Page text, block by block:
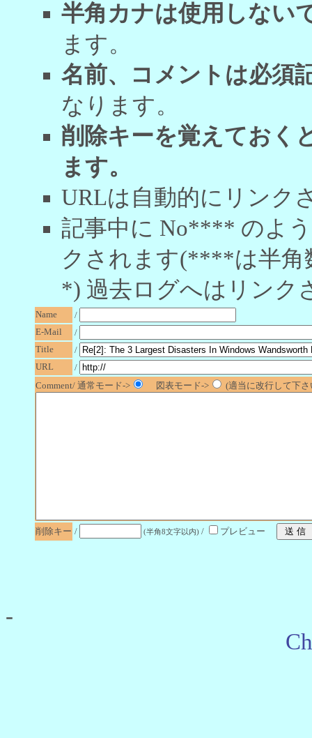
半角カナは使用しない
ます。
名前、コメントは必須
なります。
削除キーを覚えておく
ます。
URLは自動的にリンク
記事中に No**** のよ
クされます(****は半角
*) 過去ログへはリンク
Name
/
E-Mail
/
Title
/
URL
/
Comment/ 通常モード->
図表モード-> (適当に改行して下
削除キー / (半角8文字以内) / プレビュー
-